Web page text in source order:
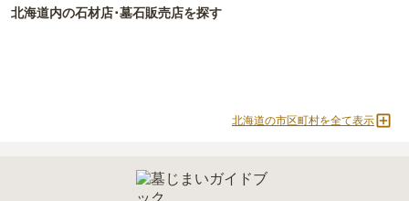
北海道内の石材店･墓石販売店を探す
北海道の市区町村を全て表示